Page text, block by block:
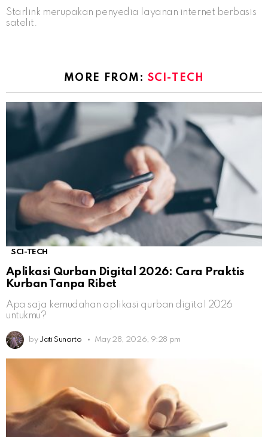
Starlink merupakan penyedia layanan internet berbasis
satelit.
MORE FROM: SCI-TECH
SCI-TECH
Aplikasi Qurban Digital 2026: Cara Praktis
Kurban Tanpa Ribet
Apa saja kemudahan aplikasi qurban digital 2026
untukmu?
by Jati Sunarto May 28, 2026, 9:28 pm